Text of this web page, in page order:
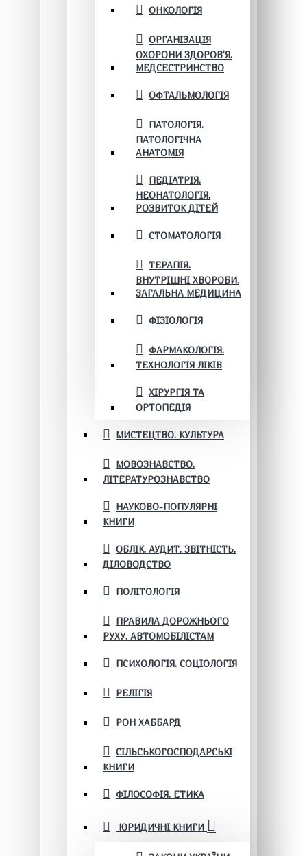
ОНКОЛОГІЯ
ОРГАНІЗАЦІЯ
ОХОРОНИ ЗДОРОВ'Я.
МЕДСЕСТРИНСТВО
ОФТАЛЬМОЛОГІЯ
ПАТОЛОГІЯ.
ПАТОЛОГІЧНА
АНАТОМІЯ
ПЕДІАТРІЯ.
НЕОНАТОЛОГІЯ.
РОЗВИТОК ДІТЕЙ
СТОМАТОЛОГІЯ
ТЕРАПІЯ.
ВНУТРІШНІ ХВОРОБИ.
ЗАГАЛЬНА МЕДИЦИНА
ФІЗІОЛОГІЯ
ФАРМАКОЛОГІЯ.
ТЕХНОЛОГІЯ ЛІКІВ
ХІРУРГІЯ ТА
ОРТОПЕДІЯ
МИСТЕЦТВО. КУЛЬТУРА
МОВОЗНАВСТВО.
ЛІТЕРАТУРОЗНАВСТВО
НАУКОВО-ПОПУЛЯРНІ
КНИГИ
ОБЛІК. АУДИТ. ЗВІТНІСТЬ.
ДІЛОВОДСТВО
ПОЛІТОЛОГІЯ
ПРАВИЛА ДОРОЖНЬОГО
РУХУ. АВТОМОБІЛІСТАМ
ПСИХОЛОГІЯ. СОЦІОЛОГІЯ
РЕЛІГІЯ
РОН ХАББАРД
СІЛЬСЬКОГОСПОДАРСЬКІ
КНИГИ
ФІЛОСОФІЯ. ЕТИКА
ЮРИДИЧНІ КНИГИ